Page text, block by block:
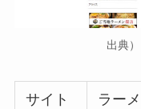
出典
サイト
ラー